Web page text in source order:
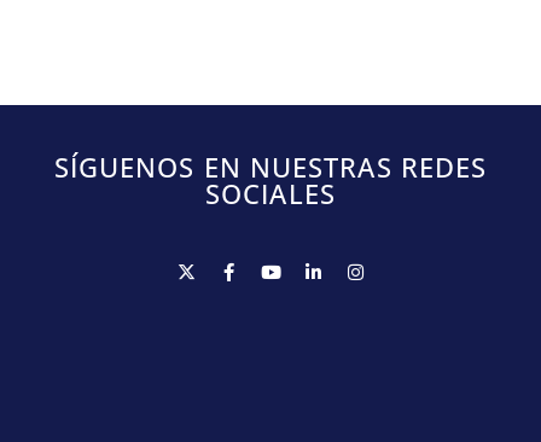
SÍGUENOS EN NUESTRAS REDES
SOCIALES